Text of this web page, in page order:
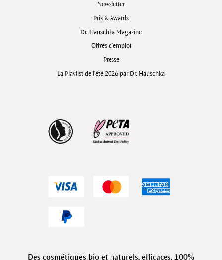
Newsletter
Prix & Awards
Dr. Hauschka Magazine
Offres d’emploi
Presse
La Playlist de l'été 2026 par Dr. Hauschka
Des cosmétiques bio et naturels, efficaces, 100%